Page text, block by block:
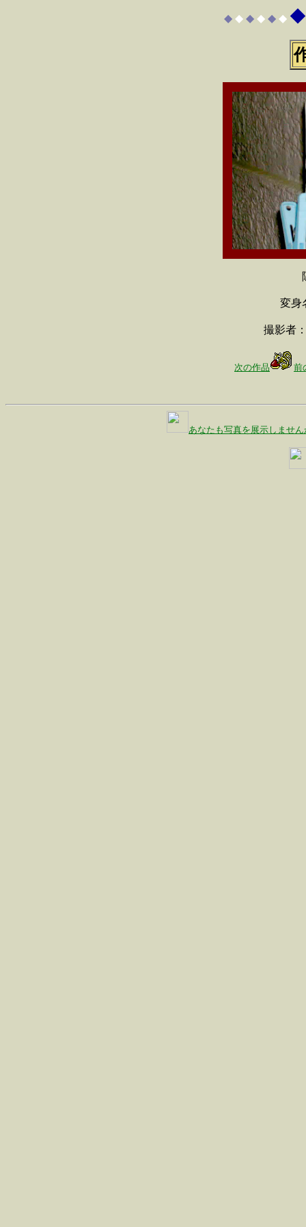
◆ ◆ ◆ ◆ ◆ ◆ ◆
変身
撮影者
次の作品 前
あなたも写真を展示しません